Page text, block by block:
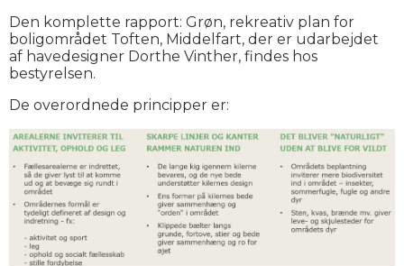
Den komplette rapport: Grøn, rekreativ plan for
boligområdet Toften, Middelfart, der er udarbejdet
af havedesigner Dorthe Vinther, findes hos
bestyrelsen.
De overordnede principper er: